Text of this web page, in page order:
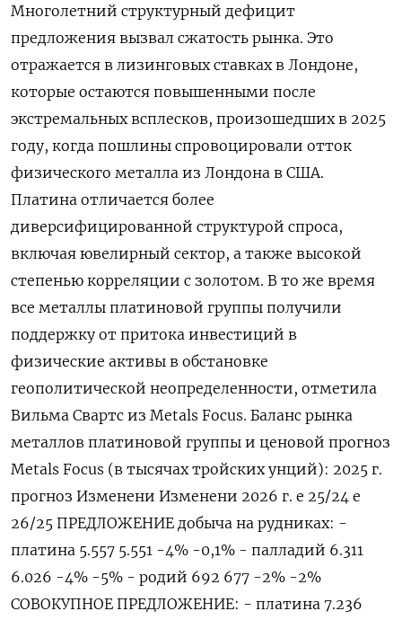
Многолетний ​структурный ​дефицит
предложения вызвал ⁠сжатость рынка. Это
отражается ‌в лизинговых ставках в ‌Лондоне,
которые остаются повышенными после
экстремальных всплесков, произошедших в ​2025
году, когда пошлины спровоцировали отток
‌физического металла из Лондона в США.
Платина отличается ​более
диверсифицированной структурой спроса,
включая ювелирный сектор, ‌а также высокой
степенью корреляции с золотом. В то же время
все металлы ​платиновой группы ​получили
поддержку ‌от притока инвестиций в
физические активы в ​обстановке
геополитической неопределенности, отметила
Вильма Свартс из Metals Focus. Баланс рынка
металлов платиновой группы и ценовой прогноз
Metals Focus (в тысячах тройских унций): 2025 г.
прогноз Изменени Изменени 2026 г. е 25/24 е
26/25 ПРЕДЛОЖЕНИЕ добыча на рудниках: -
платина 5.557 5.551 -4% -0,1% - палладий 6.311
6.026 -4% -5% - родий 692 677 -2% -2%
СОВОКУПНОЕ ПРЕДЛОЖЕНИЕ: - ​платина 7.236